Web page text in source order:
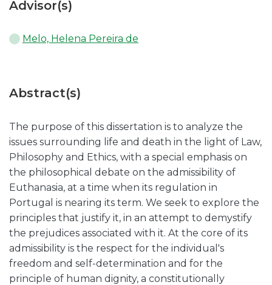
Advisor(s)
Melo, Helena Pereira de
Abstract(s)
The purpose of this dissertation is to analyze the
issues surrounding life and death in the light of Law,
Philosophy and Ethics, with a special emphasis on
the philosophical debate on the admissibility of
Euthanasia, at a time when its regulation in
Portugal is nearing its term. We seek to explore the
principles that justify it, in an attempt to demystify
the prejudices associated with it. At the core of its
admissibility is the respect for the individual's
freedom and self-determination and for the
principle of human dignity, a constitutionally